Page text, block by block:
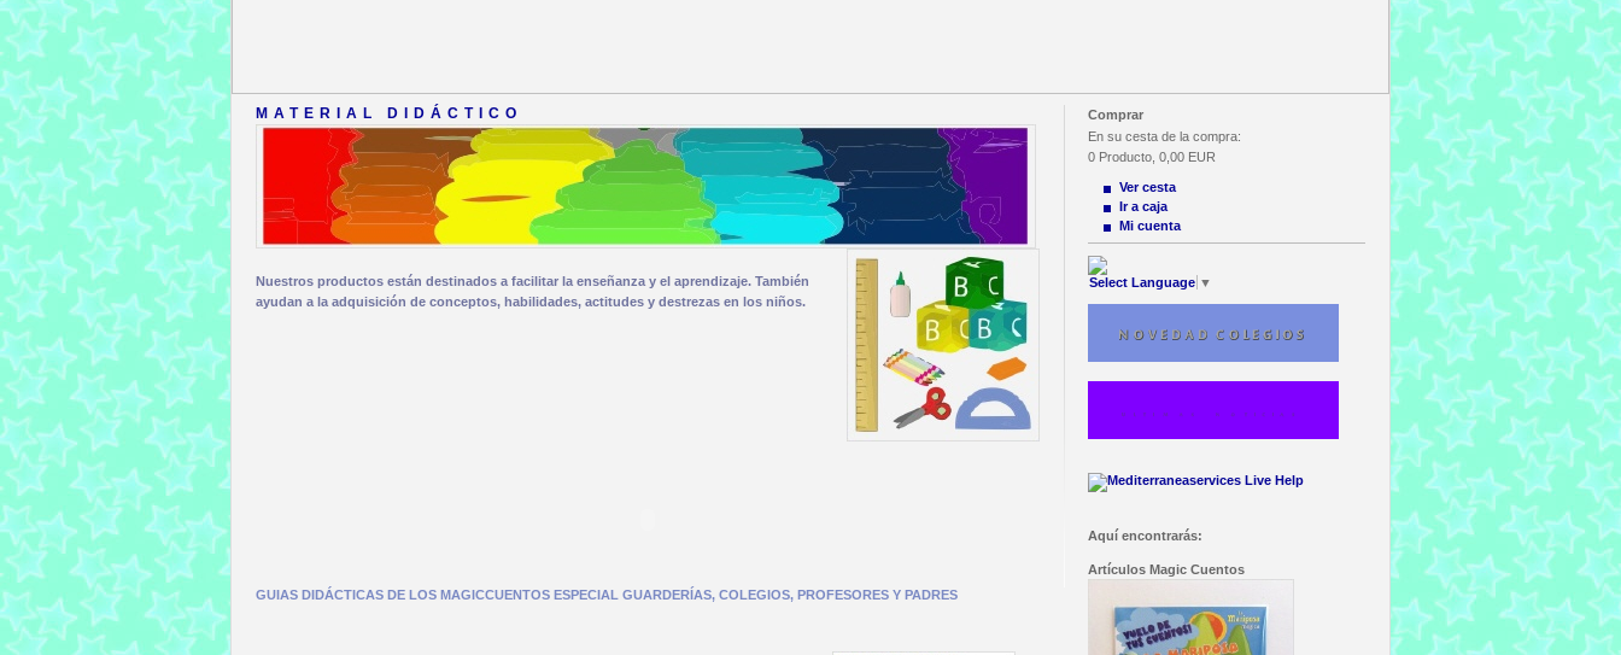
MATERIAL DIDÁCTICO
Nuestros productos están destinados a facilitar la enseñanza y el aprendizaje. También
ayudan a la adquisición de conceptos, habilidades, actitudes y destrezas en los niños.
GUIAS DIDÁCTICAS DE LOS MAGICCUENTOS ESPECIAL GUARDERÍAS, COLEGIOS, PROFESORES Y PADRES
Comprar
En su cesta de la compra:
0 Producto, 0,00 EUR
Ver cesta
Ir a caja
Mi cuenta
Select Language ▼
Aquí encontrarás:
Artículos Magic Cuentos